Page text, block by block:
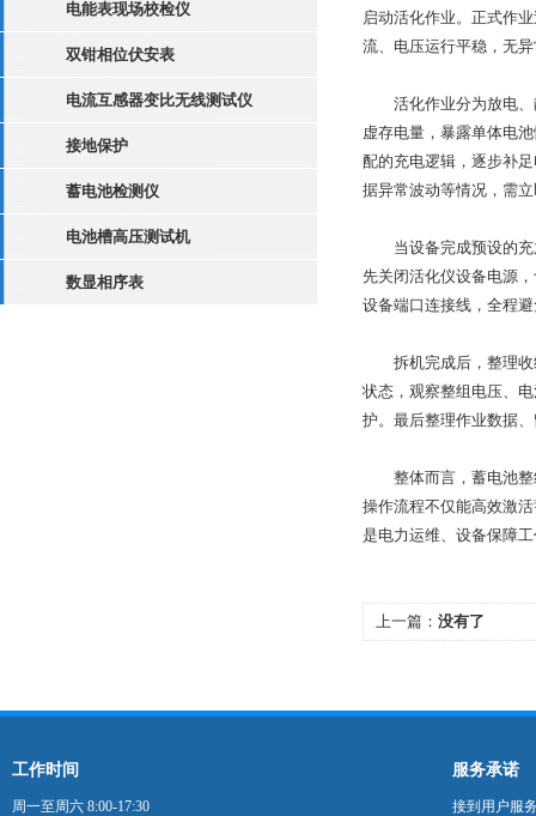
电能表现场校检仪
双钳相位伏安表
电流互感器变比无线测试仪
接地保护
蓄电池检测仪
电池槽高压测试机
数显相序表
启动活化作业。正式作
流、电压运行平稳，无
活化作业分为放电、
虚存电量，暴露单体电
配的充电逻辑，逐步补
据异常波动等情况，需
当设备完成预设的充
先关闭活化仪设备电源
设备端口连接线，全程
拆机完成后，整理收
状态，观察整组电压、
护。最后整理作业数据
整体而言，蓄电池整
操作流程不仅能高效激
是电力运维、设备保障
上一篇： 没有了
工作时间
周一至周六 8:00-17:30
服务承诺
接到用户服